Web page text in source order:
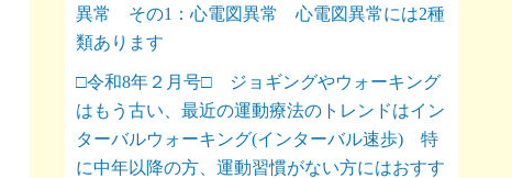
異常 その1：心電図異常 心電図異常には2種
類あります
□令和8年２月号□ ジョギングやウォーキング
はもう古い、最近の運動療法のトレンドはイン
ターバルウォーキング(インターバル速歩) 特
に中年以降の方、運動習慣がない方にはおすす